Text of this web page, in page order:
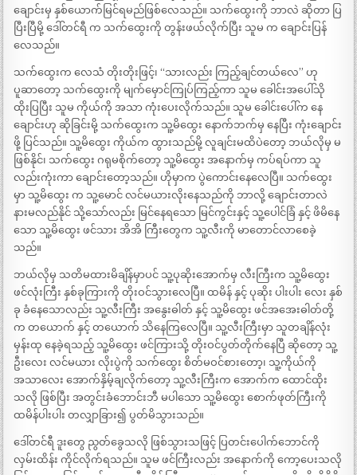
ချောင်းမှ နှစ်ယောက်မြင်ရမည်ဖြစ်လေသည်။ သက်ထွေးကို ဘာလဲ ဆိုတာ ပြ
ပြီးပြီမို့ ဒေါ်တင်ရီ က သက်ထွေးကို တွန်းဖယ်လိုက်ပြီး သူမ က ချောင်းပြန်
လေသည်။
သက်ထွေးက လေသံ တိုးတိုးဖြင့်၊ “သားလည်း ကြည့်ချင်တယ်လေ” ဟု
ပူဆာတော့ သက်ထွေးကို မျက်မှောင်ကြုပ်ကြည့်ကာ သူမ ခေါင်းအပေါ်သို
ထိုးပြပြီး သူမ ကိုယ်ကို အသာ ကုံးပေးလိုက်သည်။ သူမ ခေါင်းပေါ်က နေ
ချောင်းဟု ဆိုခြင်းမို့ သက်ထွေးက သူ့မိထွေး နောက်ဘက်မှ နေပြီး ကုံးချောင်း
ဖို့ ပြင်သည်။ သူ့မိထွေး ကိုယ်က ထွားသည်မို့ လူချင်းမထိပဲတော့ ဘယ်လိုမှ မ
ဖြစ်နိုင်၊ သက်ထွေး ဂရုမစိုက်တော့ သူ့မိထွေး အနောက်မှ ကပ်ရပ်ကာ သူ
လည်းကုံးကာ ချောင်းတော့သည်။ ဟိုမှာက ပွဲကောင်းနေလေပြီ။ သက်ထွေး
မှာ သူ့မိထွေး က သူ့မောင် လင်မယားလိုးနေသည်ကို ဘာလို့ ချောင်းတာလဲ
နားမလည်နိုင် သို့သော်လည်း မြင်နေရသော မြင်ကွင်းနှင့် သူ့ပေါင်ခြံ နှင့် ဖိမိနေ
သော သူ့မိထွေး ဖင်သား အိအိ ကြီးတွေက သူ့လီးကို မာတောင်လာစေခဲ့
သည်။
ဘယ်လိုမှ သတိမထားမိချိန်မှာပင် သူ့ပုဆိုးအောက်မှ လီးကြီးက သူ့မိထွေး
ဖင်လုံးကြီး နှစ်ခုကြားကို တိုးဝင်သွားလေပြီ။ ထမိန် နှင့် ပုဆိုး ပါးပါး လေး နှစ်
ခု ခံနေသောလည်း သူ့လီးကြီး အနွေးဓါတ် နှင့် သူ့မိထွေး ဖင်အအေးဓါတ်တို့
က တယောက် နှင့် တယောက် သိနေကြလေပြီ။ သူ့လီးကြီးမှာ သူတချိန်လုံး
မှန်းထု နေခဲ့ရသည့် သူ့မိထွေး ဖင်ကြားသို့ တိုးဝင်ပွတ်တိုက်နေပြီ ဆိုတော့ သူ့
ဦးလေး လင်မယား လိုးပွဲကို သက်ထွေး စိတ်မဝင်စားတော့၊ သူ့ကိုယ်ကို
အသာလေး အောက်နှိမ့်ချလိုက်တော့ သူ့လီးကြီးက အောက်က ထောင်ထိုး
သလို ဖြစ်ပြီး အတွင်းခံဘောင်းဘီ မပါသော သူ့မိထွေး စောက်ဖုတ်ကြီးကို
ထမိန်ပါးပါး တလျှာခြား၍ ပွတ်မိသွားသည်။
ဒေါ်တင်ရီ ဒူးတွေ ညွတ်ခွေသလို ဖြစ်သွားသဖြင့် ပြတင်းပေါက်ဘောင်ကို
လှမ်းထိန်း ကိုင်လိုက်ရသည်။ သူမ ဖင်ကြီးလည်း အနောက်ကို ကော့ပေးသလို